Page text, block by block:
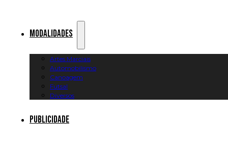
Modalidades
Artes Marciais
Automobilismo
Canoagem
Futsal
Diversos
Publicidade